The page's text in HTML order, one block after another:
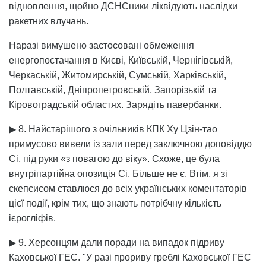
відновлення, щойно ДСНСники ліквідують наслідки
ракетних влучань.
Наразі вимушено застосовані обмеження
енергопостачання в Києві, Київській, Чернігівській,
Черкаській, Житомирській, Сумській, Харківській,
Полтавській, Дніпропетровській, Запорізькій та
Кіровоградській областях. Зарядіть павербанки.
▶ 8. Найстарішого з очільників КПК Ху Цзін-тао
примусово вивели із зали перед заключною доповіддю
Сі, під руки «з повагою до віку». Схоже, це була
внутріпартійна опозиція Сі. Більше не є. Втім, я зі
скепсисом ставлюся до всіх українських коментаторів
цієї події, крім тих, що знають потрібчну кількість
ієрогліфів.
▶ 9. Херсонцям дали поради на випадок підриву
Каховської ГЕС. "У разі прориву греблі Каховської ГЕС